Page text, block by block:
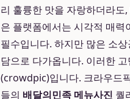
리 훌륭한 맛을 자랑하더라
은 플랫폼에서는 시각적 매력
필수입니다. 하지만 많은 소
담으로 다가옵니다. 이러한
(crowdpic)입니다. 크라우드
들의 배달의민족 메뉴사진 퀄